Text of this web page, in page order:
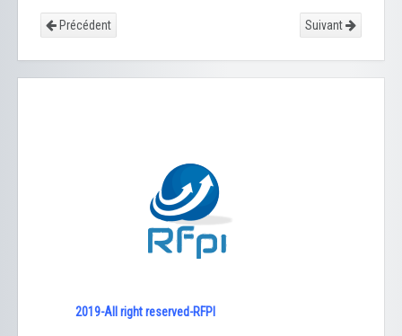
Précédent Suivant
2019-All right reserved-RFPI